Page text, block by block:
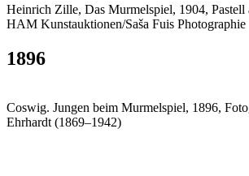
Heinrich Zille, Das Murmelspiel, 1904,
HAM Kunstauktionen/Saša Fuis Photographie
1896
Coswig. Jungen beim Murmelspiel, 1896,
Ehrhardt (1869–1942)